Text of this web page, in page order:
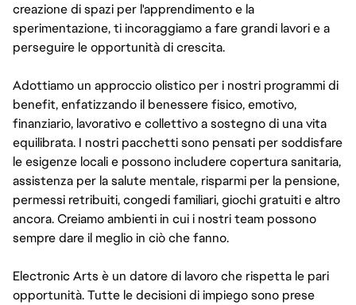
creazione di spazi per l'apprendimento e la
sperimentazione, ti incoraggiamo a fare grandi lavori e a
perseguire le opportunità di crescita.
Adottiamo un approccio olistico per i nostri programmi di
benefit, enfatizzando il benessere fisico, emotivo,
finanziario, lavorativo e collettivo a sostegno di una vita
equilibrata. I nostri pacchetti sono pensati per soddisfare
le esigenze locali e possono includere copertura sanitaria,
assistenza per la salute mentale, risparmi per la pensione,
permessi retribuiti, congedi familiari, giochi gratuiti e altro
ancora. Creiamo ambienti in cui i nostri team possono
sempre dare il meglio in ciò che fanno.
Electronic Arts è un datore di lavoro che rispetta le pari
opportunità. Tutte le decisioni di impiego sono prese